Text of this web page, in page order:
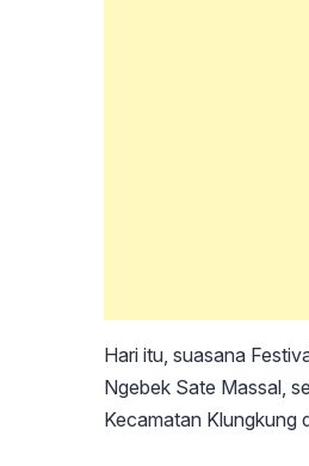
Hari itu, suasana
Ngebek Sate Massal,
Kecamatan Klungkung